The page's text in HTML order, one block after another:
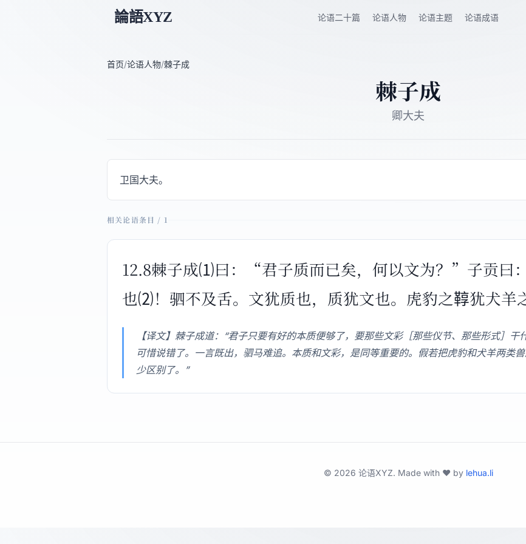
論語XYZ 论语二十篇 论语人物 论语主题 论语成语
首页/论语人物/棘子成
棘子成
卿大夫
卫国大夫。
相关论语条目 / 1
12.8棘子成⑴曰：“君子质而已矣，何以文为？”子贡曰
也⑵！驷不及舌。文犹质也，质犹文也。虎豹之鞟犹犬羊
【译文】棘子成道：“君子只要有好的本质便够了，要那些文彩［那些仪节、那些形式］干
可惜说错了。一言既出，驷马难追。本质和文彩，是同等重要的。假若把虎豹和犬羊两类
少区别了。”
© 2026 论语XYZ. Made with ❤️ by lehua.li